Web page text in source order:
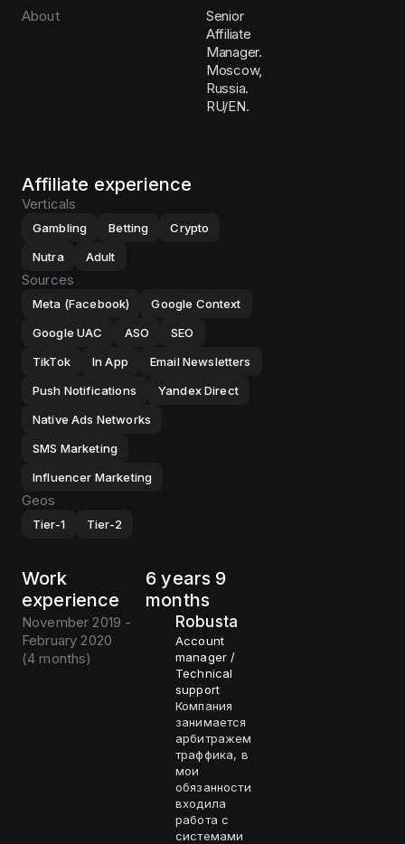
About
Senior
Affiliate
Manager.
Moscow,
Russia.
RU/EN.
Affiliate experience
Verticals
Gambling Betting
Crypto
Nutra
Adult
Sources
Meta (Facebook)
Google Context
Google UAC
ASO
SEO
TikTok
In App
Email Newsletters
Push Notifications
Yandex Direct
Native Ads Networks
SMS Marketing
Influencer Marketing
Geos
Tier-1 Tier-2
Work
experience
6 years 9
months
November 2019 -
February 2020
(4 months)
Robusta
Account
manager /
Technical
support
Компания
занимается
арбитражем
траффика, в
мои
обязанности
входила
работа с
системами